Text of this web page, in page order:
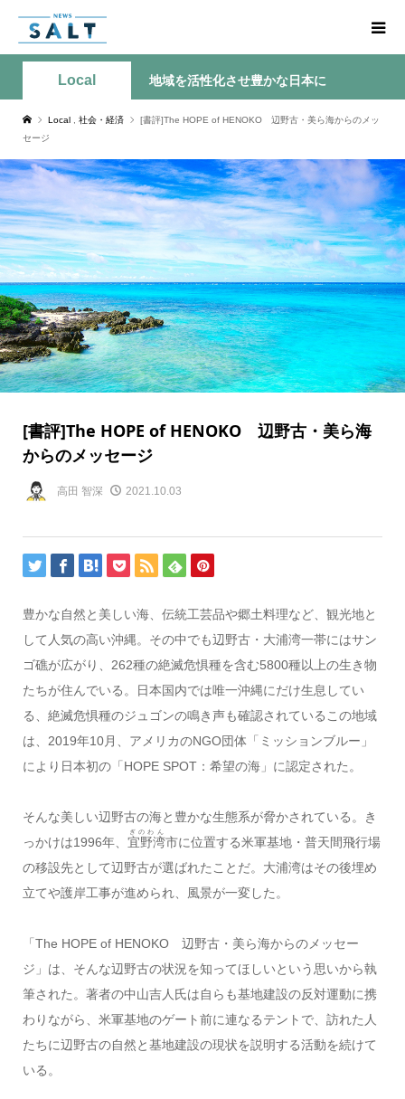
Local 地域を活性化させ豊かな日本に
Local 社会・経済
[書評]The HOPE of HENOKO 辺野古・美ら海からのメッ
セージ
[書評]The HOPE of HENOKO 辺野古・美ら海
からのメッセージ
高田 智深 2021.10.03
豊かな自然と美しい海、伝統工芸品や郷土料理など、観光地と
して人気の高い沖縄。その中でも辺野古・大浦湾一帯にはサン
ゴ礁が広がり、262種の絶滅危惧種を含む5800種以上の生き物
たちが住んでいる。日本国内では唯一沖縄にだけ生息してい
る、絶滅危惧種のジュゴンの鳴き声も確認されているこの地域
は、2019年10月、アメリカのNGO団体「ミッションブルー」
により日本初の「HOPE SPOT：希望の海」に認定された。
そんな美しい辺野古の海と豊かな生態系が脅かされている。き
っかけは1996年、 宜野湾
ぎのわん
市に位置する米軍基地・普天間飛行場
の移設先として辺野古が選ばれたことだ。大浦湾はその後埋め
立てや護岸工事が進められ、風景が一変した。
「The HOPE of HENOKO 辺野古・美ら海からのメッセー
ジ」は、そんな辺野古の状況を知ってほしいという思いから執
筆された。著者の中山吉人氏は自らも基地建設の反対運動に携
わりながら、米軍基地のゲート前に連なるテントで、訪れた人
たちに辺野古の自然と基地建設の現状を説明する活動を続けて
いる。